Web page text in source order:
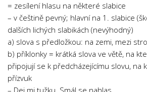
= zesílení hlasu na některé slabice
– v češtině pevný; hlavní na 1. slabice
dalších lichých slabikách (nevýhodný)
a) slova s předložkou: na zemi, mezi
b) příklonky = krátká slova ve větě, na
připojují se k předcházejícímu slovu, na
přízvuk
– Dej mi tužku. Smál se nahlas.